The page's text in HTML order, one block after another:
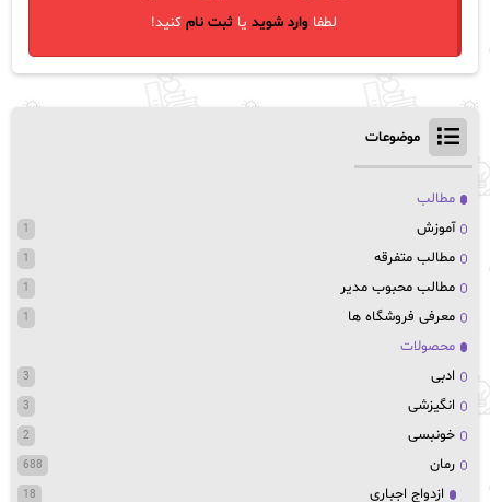
لطفاوارد شوید یاثبت نام کنید!
موضوعات
مطالب
آموزش
1
مطالب متفرقه 1
مطالب محبوب مدیر 1
معرفی فروشگاه ها 1
محصولات
ادبی
3
انگیزشی 3
خونبسی 2
رمان 688
ازدواج اجباری 18